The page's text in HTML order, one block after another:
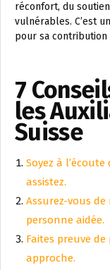
réconfort, du
vulnérables. C’est
pour sa
7
les
Suisse
Soyez à
assistez.
Assurez-vous
personne aidée.
Faites preuve
approche.